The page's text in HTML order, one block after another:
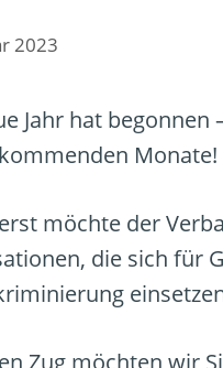
2023
Jahr hat
Monate!
möchte der
die sich für
Zug möchten wir